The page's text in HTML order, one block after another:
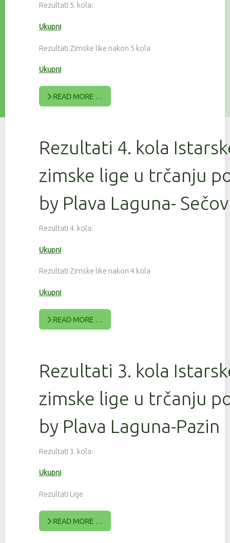
Rezultati 5. kola:
Ukupni
Rezultati Zimske like nakon 5 kola
Ukupni
READ MORE …
Rezultati 4. kola
zimske lige u trčanju
by Plava Laguna-
Rezultati 4. kola:
Ukupni
Rezultati Zimske like nakon 4 kola
Ukupni
READ MORE …
Rezultati 3. kola
zimske lige u trčanju
by Plava Laguna-Pazin
Rezultati 3. kola:
Ukupni
Rezultati Lige
READ MORE …